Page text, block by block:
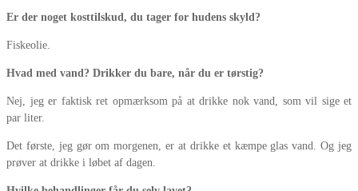
Er der noget kosttilskud, du tager for hudens skyld?
Fiskeolie.
Hvad med vand? Drikker du bare, når du er tørstig?
Nej, jeg er faktisk ret opmærksom på at drikke nok vand, som vil sige et
par liter.
Det første, jeg gør om morgenen, er at drikke et kæmpe glas vand. Og jeg
prøver at drikke i løbet af dagen.